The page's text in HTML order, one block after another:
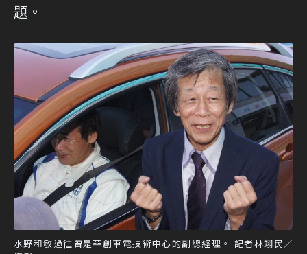
題。
水野和敏過往曾是華創車電技術中心的副總經理。 記者林翊民／